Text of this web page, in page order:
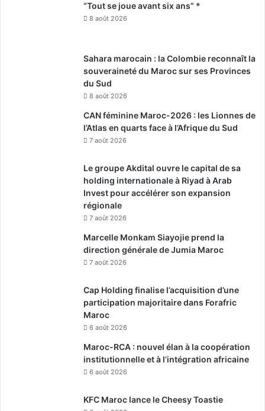
“Tout se joue avant six ans” *
8 août 2026
Sahara marocain : la Colombie reconnaît la
souveraineté du Maroc sur ses Provinces
du Sud
8 août 2026
CAN féminine Maroc-2026 : les Lionnes de
l’Atlas en quarts face à l’Afrique du Sud
7 août 2026
Le groupe Akdital ouvre le capital de sa
holding internationale à Riyad à Arab
Invest pour accélérer son expansion
régionale
7 août 2026
Marcelle Monkam Siayojie prend la
direction générale de Jumia Maroc
7 août 2026
Cap Holding finalise l’acquisition d’une
participation majoritaire dans Forafric
Maroc
6 août 2026
Maroc-RCA : nouvel élan à la coopération
institutionnelle et à l’intégration africaine
6 août 2026
KFC Maroc lance le Cheesy Toastie